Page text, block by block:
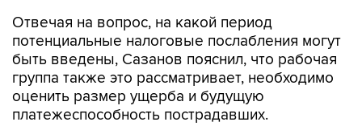
Отвечая на вопрос, на какой период
потенциальные налоговые послабления могут
быть введены, Сазанов пояснил, что рабочая
группа также это рассматривает, необходимо
оценить размер ущерба и будущую
платежеспособность пострадавших.